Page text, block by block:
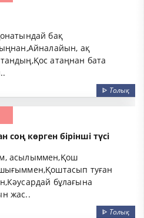
бақ
ақ
атаңнан бата
ᐈ Толық
соң көрген бірінші түсі
асылыммен,Қош
туған
бұлағына
жас..
ᐈ Толық